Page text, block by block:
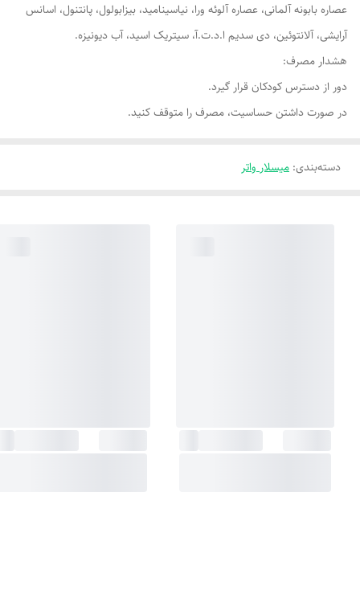
عصاره بابونه آلمانی، عصاره آلوئه ورا، نیاسینامید، بیزابولول، پانتنول، اسانس
آرایشی، آلانتوئین، دی سدیم ا.د.ت.آ، سیتریک اسید، آب دیونیزه.
هشدار مصرف:
دور از دسترس کودکان قرار گیرد.
در صورت داشتن حساسیت، مصرف را متوقف کنید.
دسته‌بندی: میسلار واتر